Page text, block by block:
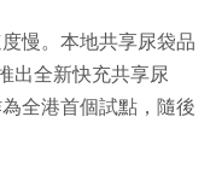
慢。本地共享尿袋品
出全新快充共享尿
全港首個試點，隨後